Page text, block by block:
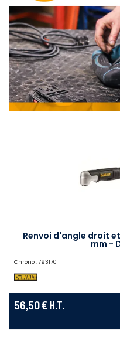
Renvoi d'angle droit
mm -
Chrono : 793170
56,50 € H.T.